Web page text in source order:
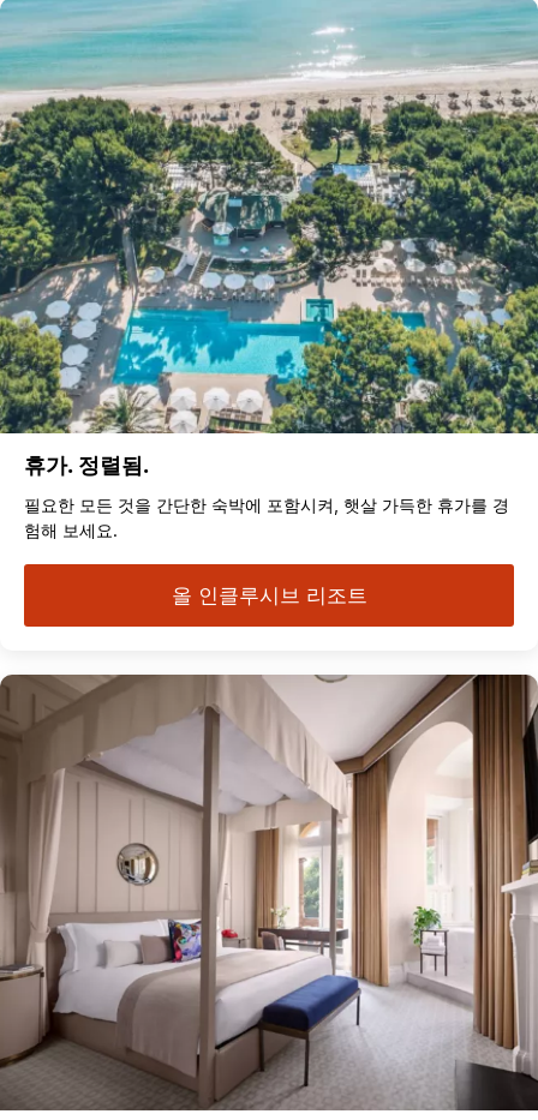
휴가. 정렬됨.
필요한 모든 것을 간단한 숙박에 포함시켜, 햇살 가득한 휴가를 경
험해 보세요.
올 인클루시브 리조트